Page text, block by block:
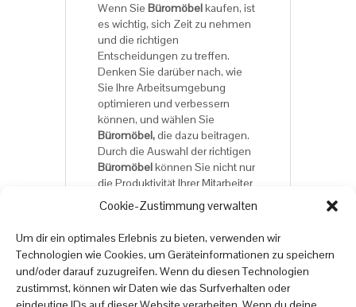
Cookie-Zustimmung verwalten
Um dir ein optimales Erlebnis zu bieten, verwenden wir
Technologien wie Cookies, um Geräteinformationen zu speichern
und/oder darauf zuzugreifen. Wenn du diesen Technologien
zustimmst, können wir Daten wie das Surfverhalten oder
Wenn Sie Büromöbelkaufen, ist
es wichtig, sich Zeit zu nehmen
und die richtigen
Entscheidungen zu treffen.
Denken Sie darüber nach, wie
Sie Ihre Arbeitsumgebung
optimieren und verbessern
können, und wählen Sie
Büromöbel,die dazu beitragen.
Durch die Auswahl der richtigen
Büromöbelkönnen Sie nicht nur
die Produktivität Ihrer Mitarbeiter
steigern, sondern auch das
Erscheinungsbild Ihres Büros
verbessern.
Viel Spaß beim Online-
Möbelshopping auf